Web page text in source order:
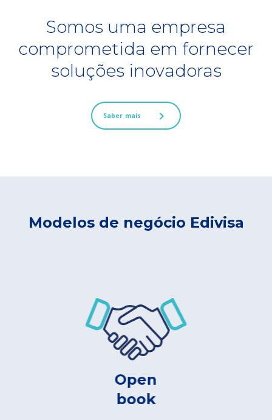
Somos uma empresa
comprometida em fornecer
soluções inovadoras
Saber mais
Modelos de negócio Edivisa
Open
book